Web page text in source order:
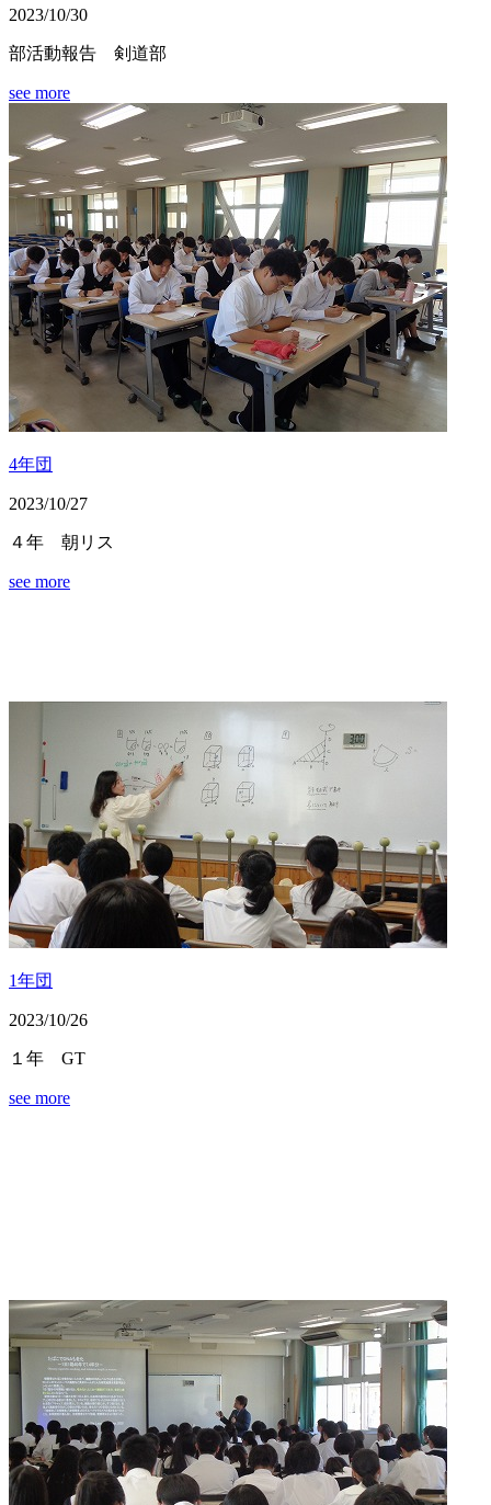
2023/10/30
部活動報告 剣道部
see more
4年団
2023/10/27
４年 朝リス
see more
1年団
2023/10/26
１年 GT
see more